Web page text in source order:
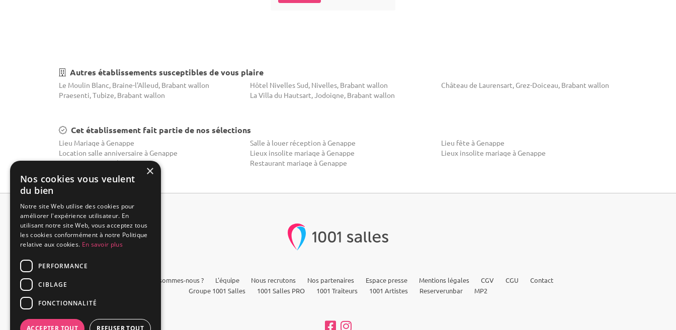
Autres établissements susceptibles de vous plaire
Le Moulin Blanc, Braine-l'Alleud, Brabant wallon Hôtel Nivelles Sud, Nivelles, Brabant wallon
Château de Laurensart, Grez-Doiceau, Brabant wallon
Praesenti, Tubize, Brabant wallon
La Villa du Hautsart, Jodoigne, Brabant wallon
Cet établissement fait partie de nos sélections
Lieu Mariage à Genappe Salle à louer réception à Genappe
Lieu fête à Genappe
Location salle anniversaire à Genappe
Lieux insolite mariage à Genappe
Lieux insolite mariage à Genappe
Domaine mariage à Genappe
Restaurant mariage à Genappe
Qui sommes-nous ? L'équipe Nous recrutons Nos partenaires Espace presse Mentions légales CGV CGU
Contact
Groupe 1001 Salles
1001 Salles PRO 1001 Traiteurs 1001 Artistes Reserverunbar MP2
×
Nos cookies vous veulent
du bien
Notre site Web utilise des cookies pour
améliorer l'expérience utilisateur. En
utilisant notre site Web, vous acceptez tous
les cookies conformément à notre Politique
relative aux cookies. En savoir plus
PERFORMANCE
CIBLAGE
FONCTIONNALITÉ
ACCEPTER TOUT REFUSER TOUT